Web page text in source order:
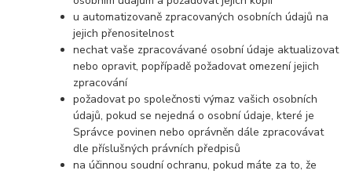
u automatizovaně zpracovaných osobních údajů na
jejich přenositelnost
nechat vaše zpracovávané osobní údaje aktualizovat
nebo opravit, popřípadě požadovat omezení jejich
zpracování
požadovat po společnosti výmaz vašich osobních
údajů, pokud se nejedná o osobní údaje, které je
Správce povinen nebo oprávněn dále zpracovávat
dle příslušných právních předpisů
na účinnou soudní ochranu, pokud máte za to, že